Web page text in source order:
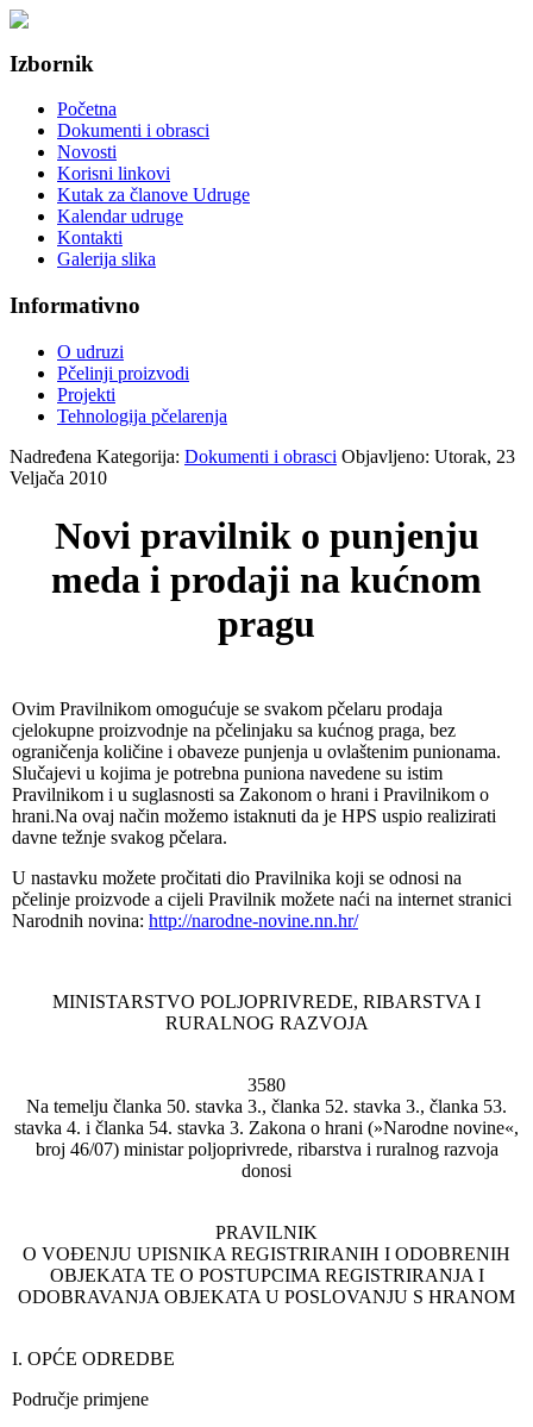
Izbornik
Početna
Dokumenti i obrasci
Novosti
Korisni linkovi
Kutak za članove Udruge
Kalendar udruge
Kontakti
Galerija slika
Informativno
O udruzi
Pčelinji proizvodi
Projekti
Tehnologija pčelarenja
Nadređena Kategorija: Dokumenti i obrasci Objavljeno: Utorak, 23
Veljača 2010
Novi pravilnik o punjenju
meda i prodaji na kućnom
pragu
Ovim Pravilnikom omogućuje se svakom pčelaru prodaja
cjelokupne proizvodnje na pčelinjaku sa kućnog praga, bez
ograničenja količine i obaveze punjenja u ovlaštenim punionama.
Slučajevi u kojima je potrebna puniona navedene su istim
Pravilnikom i u suglasnosti sa Zakonom o hrani i Pravilnikom o
hrani.Na ovaj način možemo istaknuti da je HPS uspio realizirati
davne težnje svakog pčelara.
U nastavku možete pročitati dio Pravilnika koji se odnosi na
pčelinje proizvode a cijeli Pravilnik možete naći na internet stranici
Narodnih novina: http://narodne-novine.nn.hr/
MINISTARSTVO POLJOPRIVREDE, RIBARSTVA I
RURALNOG RAZVOJA
3580
Na temelju članka 50. stavka 3., članka 52. stavka 3., članka 53.
stavka 4. i članka 54. stavka 3. Zakona o hrani (»Narodne novine«,
broj 46/07) ministar poljoprivrede, ribarstva i ruralnog razvoja
donosi
PRAVILNIK
O VOĐENJU UPISNIKA REGISTRIRANIH I ODOBRENIH
OBJEKATA TE O POSTUPCIMA REGISTRIRANJA I
ODOBRAVANJA OBJEKATA U POSLOVANJU S HRANOM
I. OPĆE ODREDBE
Područje primjene